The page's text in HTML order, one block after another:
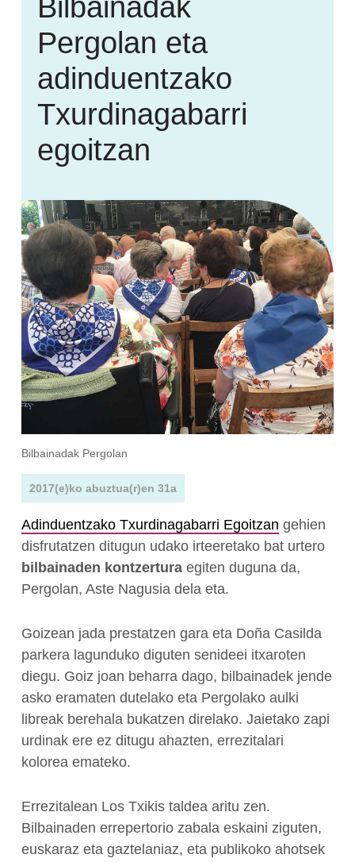
Bilbainadak
Pergolan eta
adinduentzako
Txurdinagabarri
egoitzan
Bilbainadak Pergolan
2017(e)ko abuztua(r)en 31a
Adinduentzako Txurdinagabarri Egoitzan gehien
disfrutatzen ditugun udako irteeretako bat urtero
bilbainaden kontzerturaegiten duguna da,
Pergolan, Aste Nagusia dela eta.
Goizean jada prestatzen gara eta Doña Casilda
parkera lagunduko diguten senideei itxaroten
diegu. Goiz joan beharra dago, bilbainadek jende
asko eramaten dutelako eta Pergolako aulki
libreak berehala bukatzen direlako. Jaietako zapi
urdinak ere ez ditugu ahazten, errezitalari
kolorea emateko.
Errezitalean Los Txikis taldea aritu zen.
Bilbainaden errepertorio zabala eskaini ziguten,
euskaraz eta gaztelaniaz, eta publikoko ahotsek